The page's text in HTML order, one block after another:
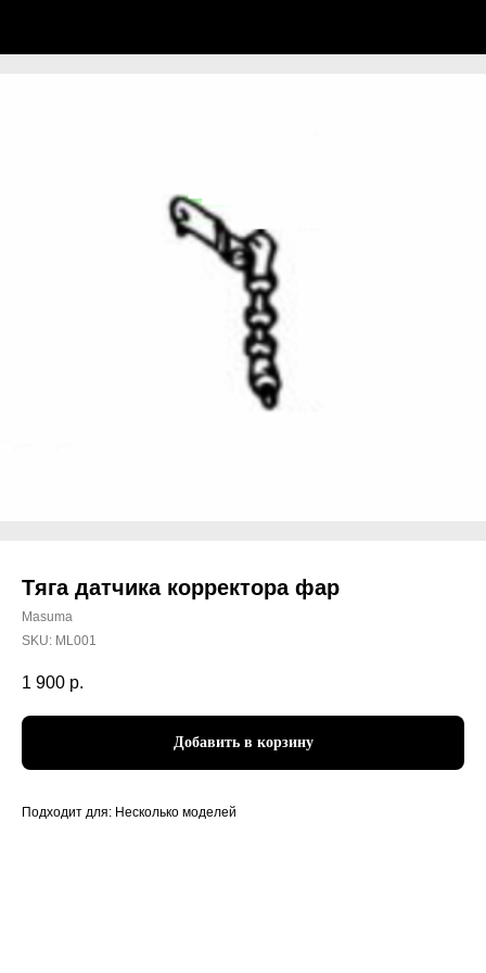
Тяга датчика корректора фар
Masuma
SKU: ML001
1 900 р.
Добавить в корзину
Подходит для: Несколько моделей